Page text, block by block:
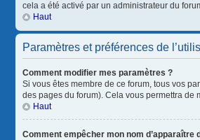
cela a été activé par un administrateur du
Haut
Paramètres et préférences de
Comment modifier mes paramètres ?
Si vous êtes membre de ce forum, tous vos
des pages du forum). Cela vous permettra de
Haut
Comment empêcher mon nom